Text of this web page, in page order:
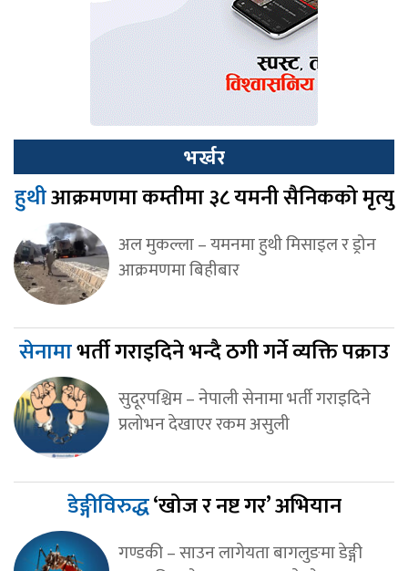
भर्खर
हुथीआक्रमणमा कम्तीमा ३८ यमनी सैनिकको मृत्यु
अल मुकल्ला – यमनमा हुथी मिसाइल र ड्रोन
आक्रमणमा बिहीबार
सेनामाभर्ती गराइदिने भन्दै ठगी गर्ने व्यक्ति पक्राउ
सुदूरपश्चिम – नेपाली सेनामा भर्ती गराइदिने
प्रलोभन देखाएर रकम असुली
डेङ्गीविरुद्ध‘खोज र नष्ट गर’ अभियान
गण्डकी – साउन लागेयता बागलुङमा डेङ्गी